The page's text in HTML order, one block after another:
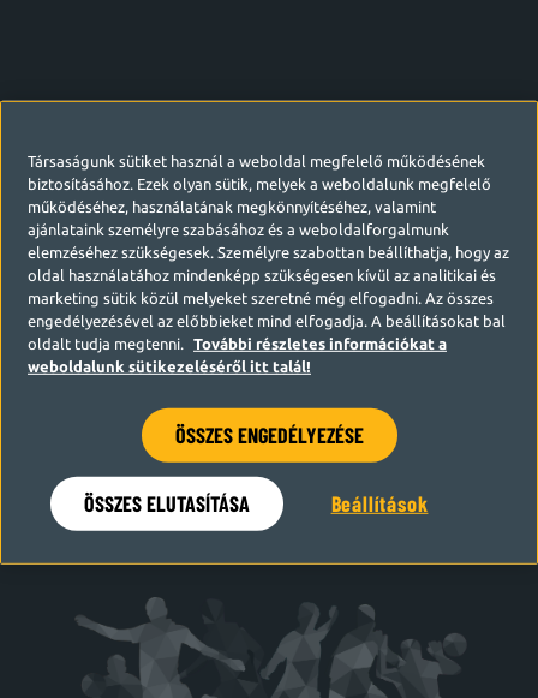
Hamarosan visszatérünk
Társaságunk sütiket használ a weboldal megfelelő működésének
biztosításához. Ezek olyan sütik, melyek a weboldalunk megfelelő
működéséhez, használatának megkönnyítéséhez, valamint
ajánlataink személyre szabásához és a weboldalforgalmunk
elemzéséhez szükségesek. Személyre szabottan beállíthatja, hogy az
oldal használatához mindenképp szükségesen kívül az analitikai és
marketing sütik közül melyeket szeretné még elfogadni. Az összes
engedélyezésével az előbbieket mind elfogadja. A beállításokat bal
oldalt tudja megtenni.
További részletes információkat a
weboldalunk sütikezeléséről itt talál!
ÖSSZES ENGEDÉLYEZÉSE
ÖSSZES ELUTASÍTÁSA Beállítások